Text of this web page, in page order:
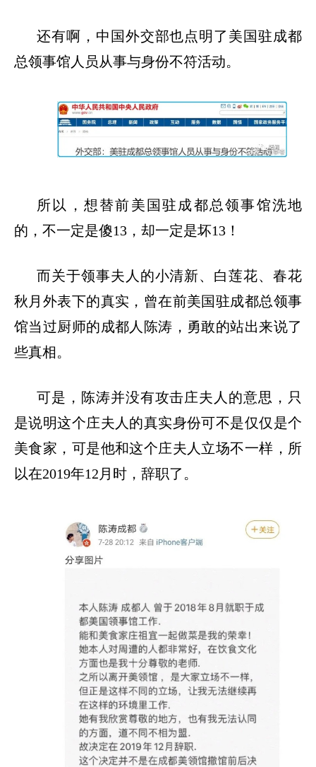
还有啊，中国外交部也点明了美国驻成都
总领事馆人员从事与身份不符活动。
所以，想替前美国驻成都总领事馆洗地
的，不一定是傻13，却一定是坏13！
而关于领事夫人的小清新、白莲花、春花
秋月外表下的真实，曾在前美国驻成都总领事
馆当过厨师的成都人陈涛，勇敢的站出来说了
些真相。
可是，陈涛并没有攻击庄夫人的意思，只
是说明这个庄夫人的真实身份可不是仅仅是个
美食家，可是他和这个庄夫人立场不一样，所
以在2019年12月时，辞职了。